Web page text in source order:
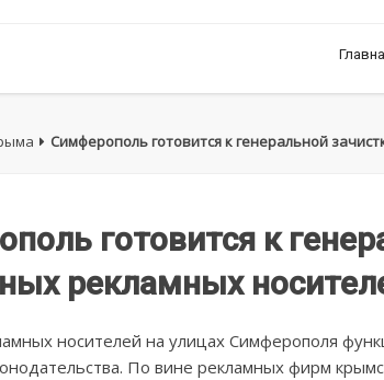
Симферополь готовится к генеральной
готовится к
рекламных
носителей на улицах Симферополя
По вине рекламных фирм